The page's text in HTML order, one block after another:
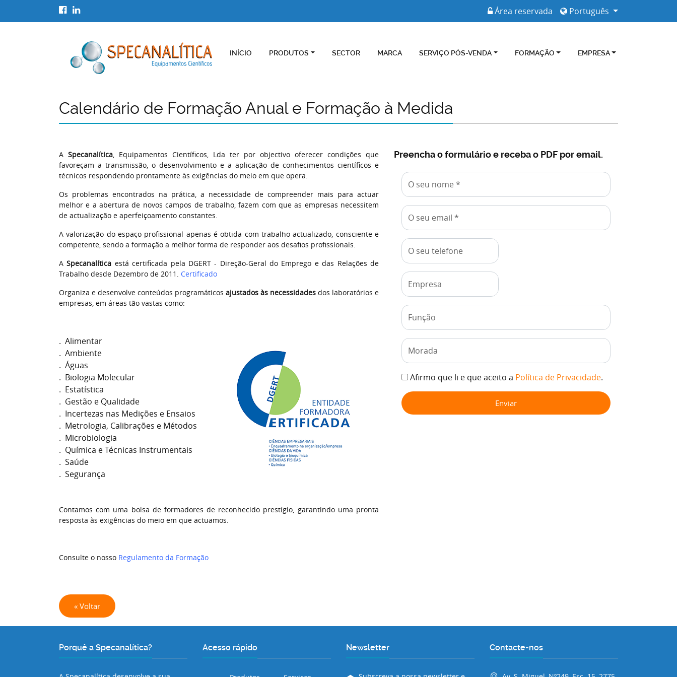
Português
Área reservada
INÍCIO PRODUTOS SECTOR MARCA SERVIÇO PÓS-VENDA FORMAÇÃO EMPRESA
Calendário de Formação Anual e Formação à Medida
A Specanalítica, Equipamentos Científicos, Lda ter por objectivo oferecer condições que
favoreçam a transmissão, o desenvolvimento e a aplicação de conhecimentos científicos e
técnicos respondendo prontamente às exigências do meio em que opera.
Os problemas encontrados na prática, a necessidade de compreender mais para actuar
melhor e a abertura de novos campos de trabalho, fazem com que as empresas necessitem
de actualização e aperfeiçoamento constantes.
A valorização do espaço profissional apenas é obtida com trabalho actualizado, consciente e
competente, sendo a formação a melhor forma de responder aos desafios profissionais.
ASpecanalítica está certificada pela DGERT - Direção-Geral do Emprego e das Relações de
Trabalho desde Dezembro de 2011. Certificado
Organiza e desenvolve conteúdos programáticos ajustados às necessidades dos laboratórios e
empresas, em áreas tão vastas como:
. Alimentar
. Ambiente
. Águas
. Biologia Molecular
. Estatística
. Gestão e Qualidade
. Incertezas nas Medições e Ensaios
. Metrologia, Calibrações e Métodos
. Microbiologia
. Química e Técnicas Instrumentais
. Saúde
. Segurança
Contamos com uma bolsa de formadores de reconhecido prestígio, garantindo uma pronta
resposta às exigências do meio em que actuamos.
Consulte o nosso Regulamento da Formação
Preencha o formulário e receba o PDF por email.
Afirmo que li e que aceito a Política de Privacidade.
« Voltar
Porquê a Specanalítica? Acesso rápido Newsletter Contacte-nos